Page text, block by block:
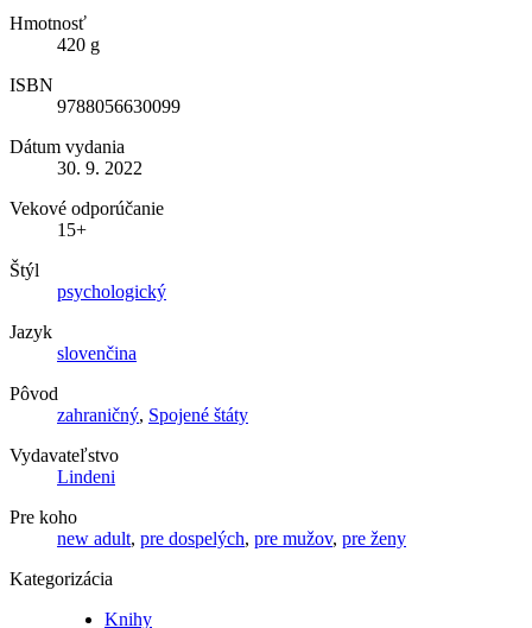
Hmotnosť
420 g
ISBN
9788056630099
Dátum vydania
30. 9. 2022
Vekové odporúčanie
15+
Štýl
psychologický
Jazyk
slovenčina
Pôvod
zahraničný, Spojené štáty
Vydavateľstvo
Lindeni
Pre koho
new adult, pre dospelých, pre mužov, pre ženy
Kategorizácia
Knihy